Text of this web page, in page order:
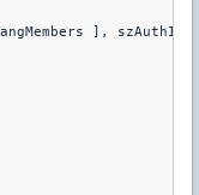
], szAuthID